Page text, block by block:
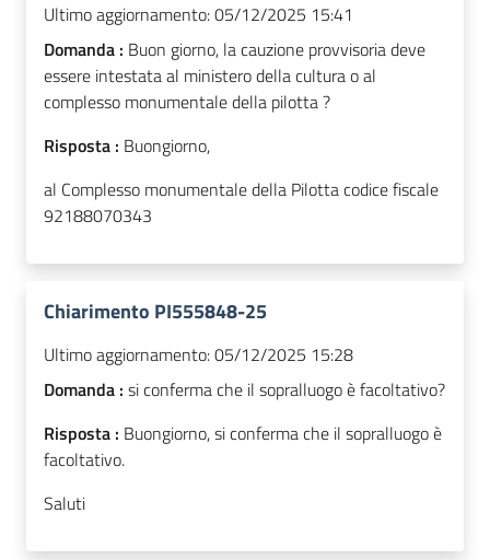
Ultimo aggiornamento:05/12/2025 15:41
Domanda : Buon giorno, la cauzione provvisoria deve
essere intestata al ministero della cultura o al
complesso monumentale della pilotta ?
Risposta : Buongiorno,
al Complesso monumentale della Pilotta codice fiscale
92188070343
Chiarimento PI555848-25
Ultimo aggiornamento:05/12/2025 15:28
Domanda : si conferma che il sopralluogo è facoltativo?
Risposta : Buongiorno, si conferma che il sopralluogo è
facoltativo.
Saluti